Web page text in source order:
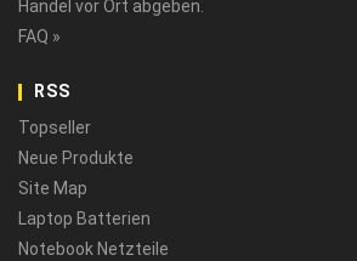
Handel vor Ort abgeben.
FAQ »
RSS
Topseller
Neue Produkte
Site Map
Laptop Batterien
Notebook Netzteile